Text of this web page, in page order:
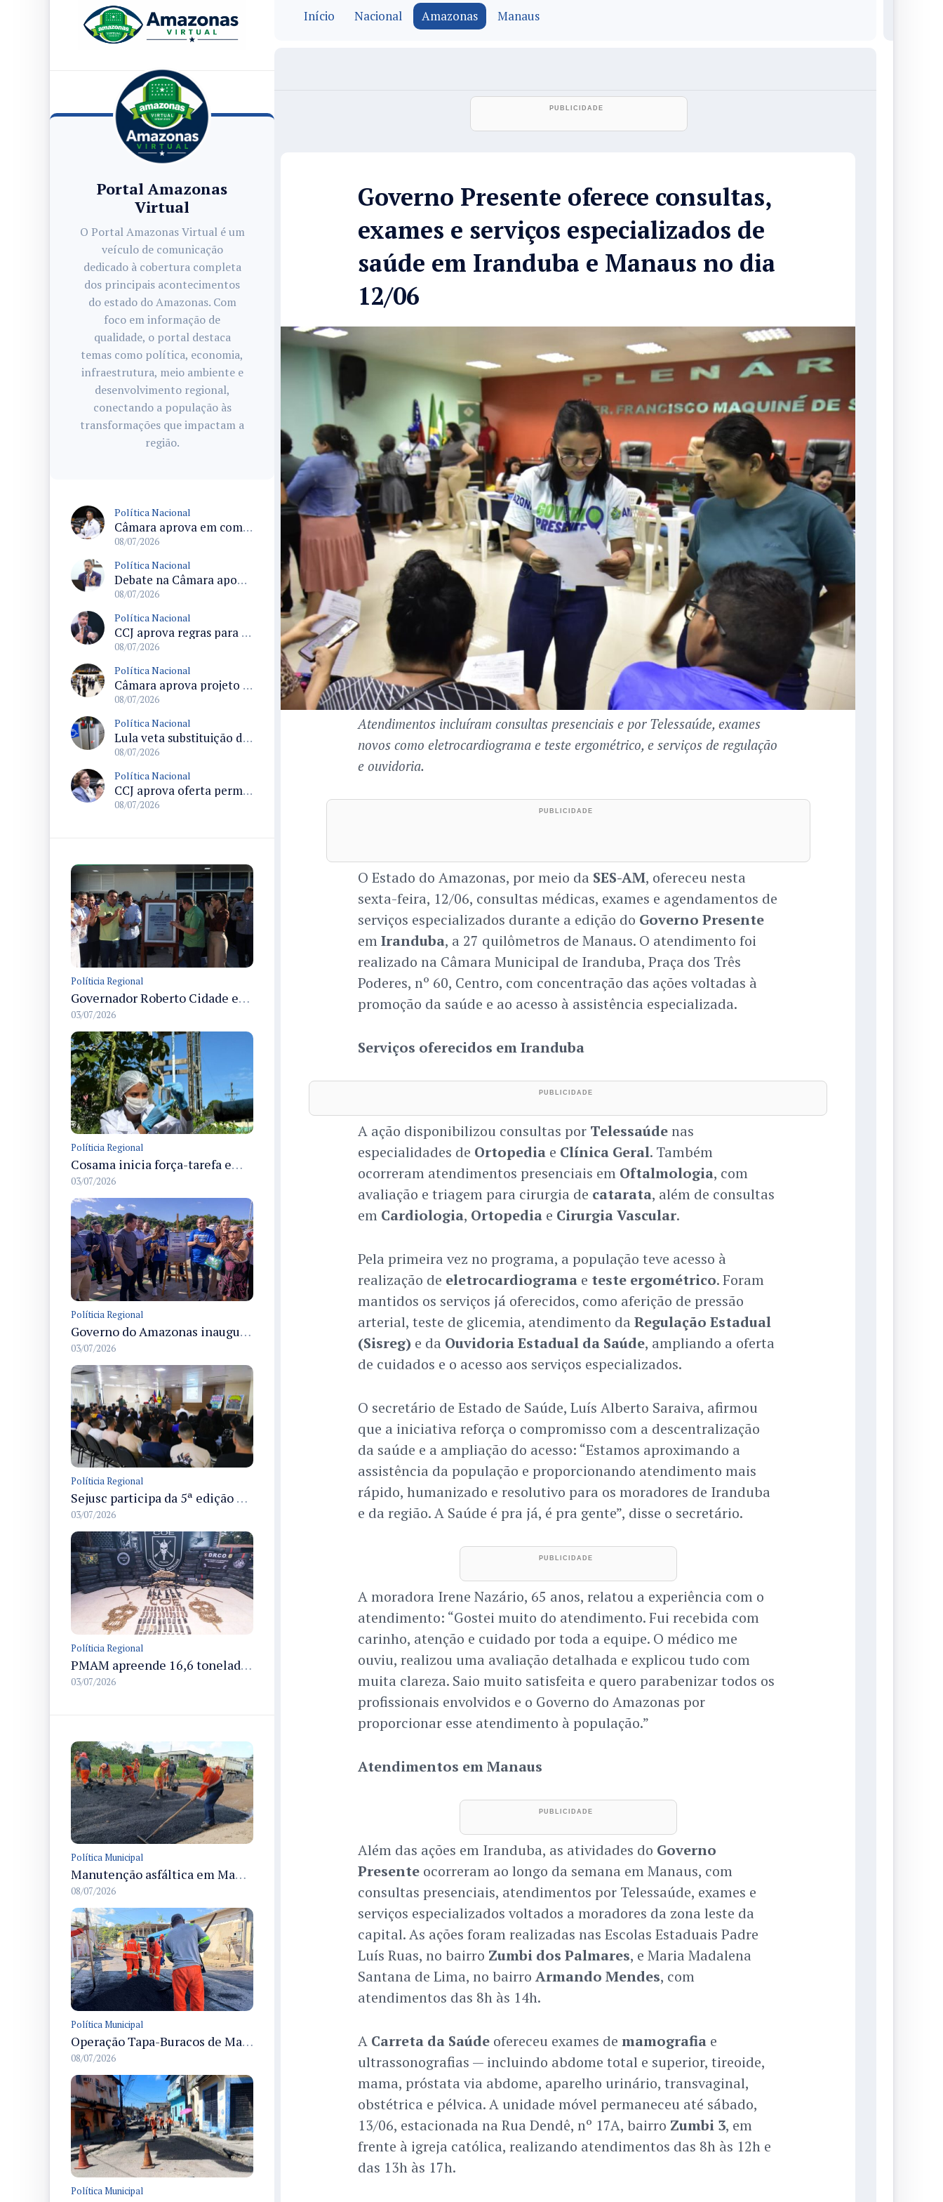
Portal Amazonas
Virtual
O Portal Amazonas Virtual é um
veículo de comunicação
dedicado à cobertura completa
dos principais acontecimentos
do estado do Amazonas. Com
foco em informação de
qualidade, o portal destaca
temas como política, economia,
infraestrutura, meio ambiente e
desenvolvimento regional,
conectando a população às
transformações que impactam a
região.
Política Nacional
Câmara aprova em comissão texto que permite ampliar reserva de moradias para pessoas com deficiência conforme demanda
08/07/2026
Política Nacional
Debate na Câmara aponta riscos da exposição massiva de apostas esportivas e pede regras para publicidade
08/07/2026
Política Nacional
CCJ aprova regras para controle sanitário e comércio de produtos da agricultura familiar
08/07/2026
Política Nacional
Câmara aprova projeto que proíbe cobrança de tarifa mínima de consumo e muda regras do saneamento básico
08/07/2026
Política Nacional
Lula veta substituição do símbolo de acessibilidade proposto pela ONU e sanciona lei que amplia sinalização obrigatória
08/07/2026
Política Nacional
CCJ aprova oferta permanente de canais de atendimento a mulheres em situação de violência doméstica e altera Lei Maria da Penha
08/07/2026
Políticia Regional
Governador Roberto Cidade entrega readequação do ambulatório da FCecon e amplia capacidade de atendimento oncológico em Manaus
03/07/2026
Políticia Regional
Cosama inicia força-tarefa em Anamã para fortalecer abastecimento de água e segurança hídrica da população
03/07/2026
Políticia Regional
Governo do Amazonas inaugura primeiro Castramóvel Fluvial para atendimento veterinário às comunidades ribeirinhas e castração gratuita
03/07/2026
Políticia Regional
Sejusc participa da 5ª edição do Caminhos Literários com foco na cultura hip-hop nas unidades socioeducativas
03/07/2026
Políticia Regional
PMAM apreende 16,6 toneladas de entorpecentes e registra aumento nas prisões em flagrante e nas capturas de foragidos no primeiro semestre de 2026
03/07/2026
Política Municipal
Manutenção asfáltica em Manaus recupera rua Praia do Arpoador e melhora trafegabilidade no Tarumã
08/07/2026
Política Municipal
Operação Tapa-Buracos de Manaus recupera vias no bairro Flores e melhora a mobilidade urbana local
08/07/2026
Política Municipal
Início Nacional Amazonas Manaus
Governo Presente oferece consultas,
exames e serviços especializados de
saúde em Iranduba e Manaus no dia
12/06
Atendimentos incluíram consultas presenciais e por Telessaúde, exames
novos como eletrocardiograma e teste ergométrico, e serviços de regulação
e ouvidoria.
O Estado do Amazonas, por meio da SES-AM, ofereceu nesta
sexta-feira, 12/06, consultas médicas, exames e agendamentos de
serviços especializados durante a edição do Governo Presente
emIranduba, a 27 quilômetros de Manaus. O atendimento foi
realizado na Câmara Municipal de Iranduba, Praça dos Três
Poderes, nº 60, Centro, com concentração das ações voltadas à
promoção da saúde e ao acesso à assistência especializada.
Serviços oferecidos em Iranduba
A ação disponibilizou consultas por Telessaúdenas
especialidades de Ortopediae Clínica Geral. Também
ocorreram atendimentos presenciais em Oftalmologia, com
avaliação e triagem para cirurgia de catarata, além de consultas
em Cardiologia, Ortopediae Cirurgia Vascular.
Pela primeira vez no programa, a população teve acesso à
realização de eletrocardiogramae teste ergométrico. Foram
mantidos os serviços já oferecidos, como aferição de pressão
arterial, teste de glicemia, atendimento da Regulação Estadual
(Sisreg) e da Ouvidoria Estadual da Saúde, ampliando a oferta
de cuidados e o acesso aos serviços especializados.
O secretário de Estado de Saúde, Luís Alberto Saraiva, afirmou
que a iniciativa reforça o compromisso com a descentralização
da saúde e a ampliação do acesso: “Estamos aproximando a
assistência da população e proporcionando atendimento mais
rápido, humanizado e resolutivo para os moradores de Iranduba
e da região. A Saúde é pra já, é pra gente”, disse o secretário.
A moradora Irene Nazário, 65 anos, relatou a experiência com o
atendimento: “Gostei muito do atendimento. Fui recebida com
carinho, atenção e cuidado por toda a equipe. O médico me
ouviu, realizou uma avaliação detalhada e explicou tudo com
muita clareza. Saio muito satisfeita e quero parabenizar todos os
profissionais envolvidos e o Governo do Amazonas por
proporcionar esse atendimento à população.”
Atendimentos em Manaus
Além das ações em Iranduba, as atividades do Governo
Presenteocorreram ao longo da semana em Manaus, com
consultas presenciais, atendimentos por Telessaúde, exames e
serviços especializados voltados a moradores da zona leste da
capital. As ações foram realizadas nas Escolas Estaduais Padre
Luís Ruas, no bairro Zumbi dos Palmares, e Maria Madalena
Santana de Lima, no bairro Armando Mendes, com
atendimentos das 8h às 14h.
A Carreta da Saúdeofereceu exames de mamografiae
ultrassonografias — incluindo abdome total e superior, tireoide,
mama, próstata via abdome, aparelho urinário, transvaginal,
obstétrica e pélvica. A unidade móvel permaneceu até sábado,
13/06, estacionada na Rua Dendê, nº 17A, bairro Zumbi 3, em
frente à igreja católica, realizando atendimentos das 8h às 12h e
das 13h às 17h.